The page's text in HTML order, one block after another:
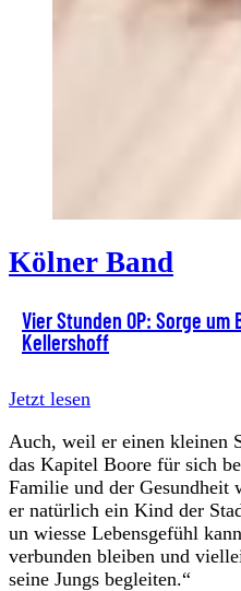
Kölner Band
Vier Stunden OP: Sorge
Kellershoff
Jetzt lesen
Auch, weil er einen kleinen
das Kapitel Boore für sich
Familie und der Gesundheit
er natürlich ein Kind der
un wiesse Lebensgefühl
verbunden bleiben und
seine Jungs begleiten.“